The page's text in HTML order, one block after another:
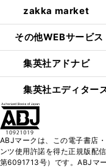
zakka market
その他WEBサービス
集英社アドナビ
集英社エディター
ABJマークは、この電子書店
ンツ使用許諾を得た正規版配
第6091713号）です。ABJマ